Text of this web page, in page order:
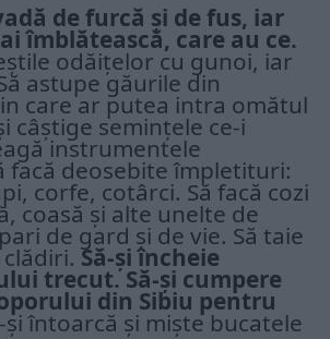
de furcă și de fus, iar
îmblătească, care au ce.
odăițelor cu gunoi, iar
astupe găurile din
care ar putea intra omătul
câștige semințele ce-i
instrumentele
facă deosebite împletituri:
corfe, cotârci. Să facă cozi
coasă și alte unelte de
de gard și de vie. Să taie
clădiri.Să-și încheie
trecut. Să-și cumpere
din Sibiu pentru
și întoarcă și miște bucatele